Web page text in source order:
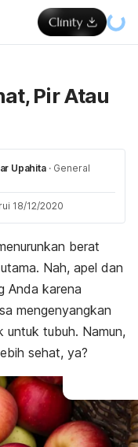
Pir Atau
Upahita · General
18/12/2020
berat
Nah, apel dan
Anda karena
mengenyangkan
untuk tubuh. Namun,
sehat, ya?